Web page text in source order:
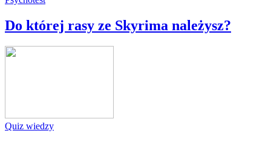
Do której rasy ze Skyrima należysz?
Quiz wiedzy